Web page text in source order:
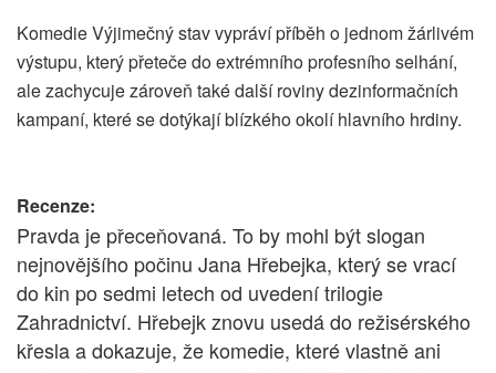
Komedie Výjimečný stav vypráví příběh o jednom žárlivém
výstupu, který přeteče do extrémního profesního selhání,
ale zachycuje zároveň také další roviny dezinformačních
kampaní, které se dotýkají blízkého okolí hlavního hrdiny.
Recenze:
Pravda je přeceňovaná. To by mohl být slogan
nejnovějšího počinu Jana Hřebejka, který se vrací
do kin po sedmi letech od uvedení trilogie
Zahradnictví. Hřebejk znovu usedá do režisérského
křesla a dokazuje, že komedie, které vlastně ani